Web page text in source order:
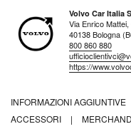
Volvo Car Italia
Via Enrico Mattei,
40138 Bologna
800 860 880
https://
INFORMAZIONI AGGIUNTIVE
ACCESSORI
|